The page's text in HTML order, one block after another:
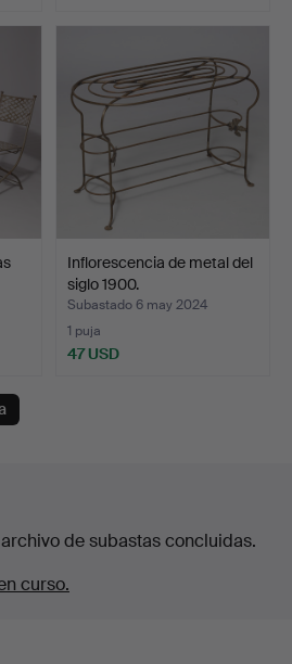
Inflorescencia de metal del
siglo 1900.
Subastado 6 may 2024
1 puja
47 USD
de subastas concluidas.
curso.